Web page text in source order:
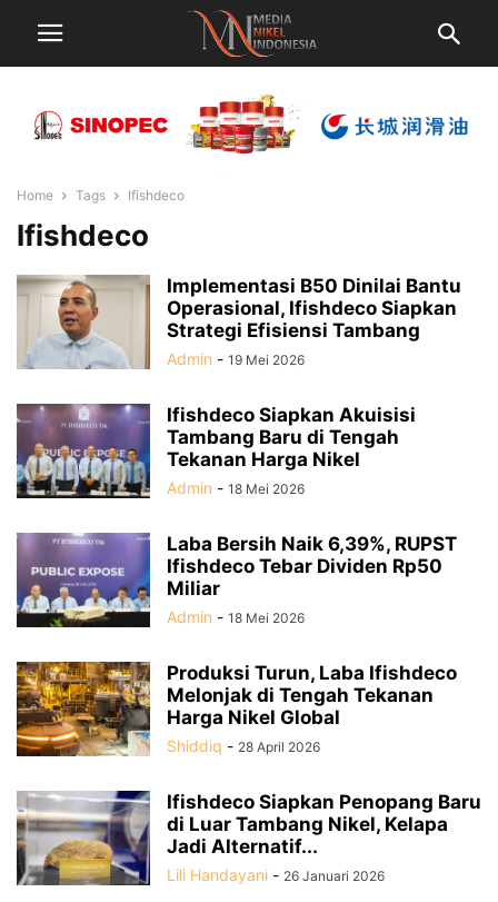
Home Tags Ifishdeco
Ifishdeco
Implementasi B50 Dinilai Bantu
Operasional, Ifishdeco Siapkan
Strategi Efisiensi Tambang
Admin - 19 Mei 2026
Ifishdeco Siapkan Akuisisi
Tambang Baru di Tengah
Tekanan Harga Nikel
Admin - 18 Mei 2026
Laba Bersih Naik 6,39%, RUPST
Ifishdeco Tebar Dividen Rp50
Miliar
Admin - 18 Mei 2026
Produksi Turun, Laba Ifishdeco
Melonjak di Tengah Tekanan
Harga Nikel Global
Shiddiq - 28 April 2026
Ifishdeco Siapkan Penopang Baru
di Luar Tambang Nikel, Kelapa
Jadi Alternatif...
Lili Handayani - 26 Januari 2026